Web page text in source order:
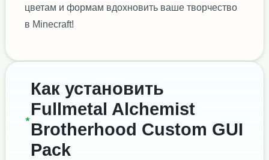
цветам и формам вдохновить ваше творчество
в Minecraft!
Как установить
Fullmetal Alchemist
Brotherhood Custom GUI
Pack